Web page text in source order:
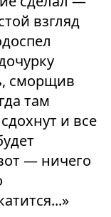
взгляд
сморщив
там
и все
— ничего